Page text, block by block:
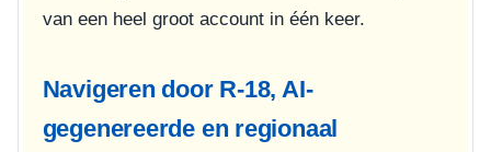
van een heel groot account in één keer.
Navigeren door R-18, AI-
gegenereerde en regionaal